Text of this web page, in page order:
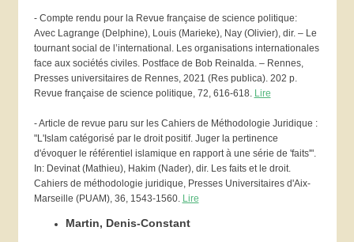
- Compte rendu pour la Revue française de science politique:
Avec Lagrange (Delphine), Louis (Marieke), Nay (Olivier), dir. – Le
tournant social de l’international. Les organisations internationales
face aux sociétés civiles. Postface de Bob Reinalda. – Rennes,
Presses universitaires de Rennes, 2021 (Res publica). 202 p.
Revue française de science politique, 72, 616-618. Lire
- Article de revue paru sur les Cahiers de Méthodologie Juridique :
"L'Islam catégorisé par le droit positif. Juger la pertinence
d'évoquer le référentiel islamique en rapport à une série de 'faits'".
In: Devinat (Mathieu), Hakim (Nader), dir. Les faits et le droit.
Cahiers de méthodologie juridique, Presses Universitaires d'Aix-
Marseille (PUAM), 36, 1543-1560. Lire
Martin, Denis-Constant